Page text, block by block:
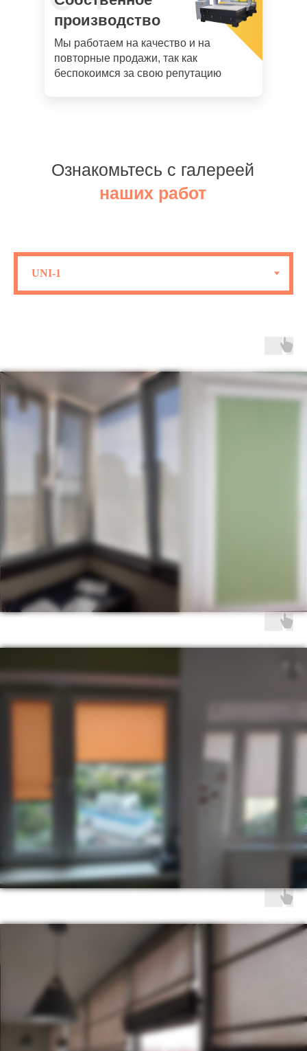
производство
Мы работаем на качество и на
повторные продажи, так как
беспокоимся за свою репутацию
Ознакомьтесь с галереей
наших работ